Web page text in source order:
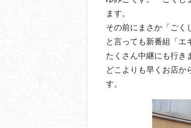
c
e
b
o
o
e
n
a
ます。
その前にまさか「ごく
と言っても新番組「エ
たくさん中継にも行き
どこよりも早くお店か
す。